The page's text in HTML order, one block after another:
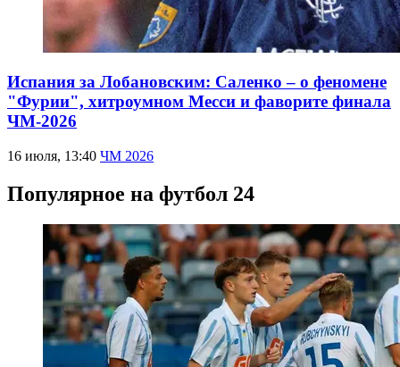
Испания за Лобановским: Саленко – о феномене
"Фурии", хитроумном Месси и фаворите финала
ЧМ-2026
16 июля, 13:40 ЧМ 2026
Популярное на футбол 24